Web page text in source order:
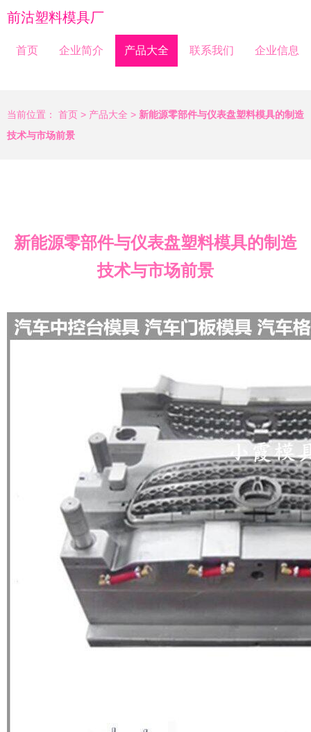
前沽塑料模具厂
首页 企业简介 产品大全 联系我们 企业信息
当前位置： 首页 > 产品大全 > 新能源零部件与仪表盘塑料模具的制造
技术与市场前景
新能源零部件与仪表盘塑料模具的制造
技术与市场前景